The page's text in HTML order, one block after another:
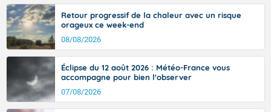
Retour progressif de la chaleur avec un risque
orageux ce week-end
08/08/2026
Éclipse du 12 août 2026 : Météo-France vous
accompagne pour bien l'observer
07/08/2026